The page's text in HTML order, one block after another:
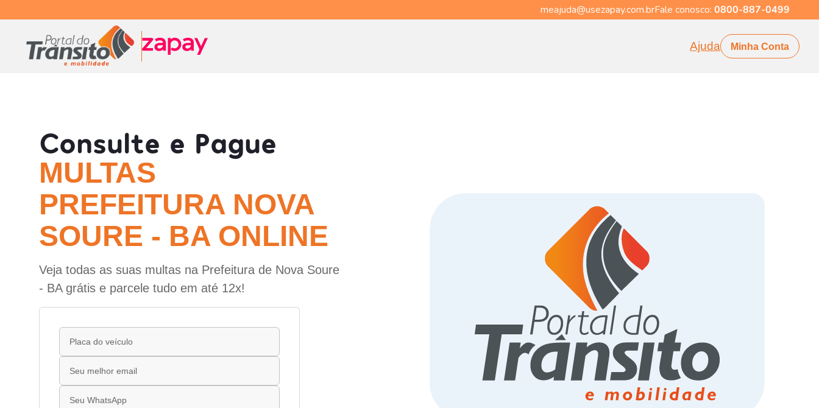
meajuda@usezapay.com.brFale conosco: 0800-887-0499
Ajuda Minha Conta
Consulte e Pague
MULTAS
PREFEITURA NOVA
SOURE - BA ONLINE
Veja todas as suas multas na Prefeitura de Nova Soure
- BA grátis e parcele tudo em até 12x!